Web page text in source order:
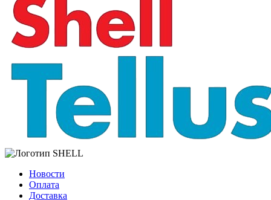
Новости
Оплата
Доставка